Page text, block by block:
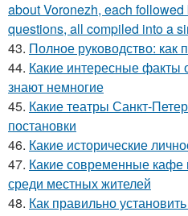
about Voronezh, each
questions, all compiled into a
43. Полное руководство: как
44. Какие интересные факты
знают немногие
45. Какие театры Санкт-
постановки
46. Какие исторические
47. Какие современные
среди местных жителей
48. Как правильно